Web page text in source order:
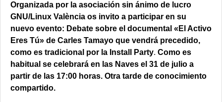
Organizada por la asociación sin ánimo de lucro
GNU/Linux València os invito a participar en su
nuevo evento: Debate sobre el documental «El Activo
Eres Tú» de Carles Tamayo que vendrá precedido,
como es tradicional por la Install Party. Como es
habitual se celebrará en las Naves el 31 de julio a
partir de las 17:00 horas. Otra tarde de conocimiento
compartido.